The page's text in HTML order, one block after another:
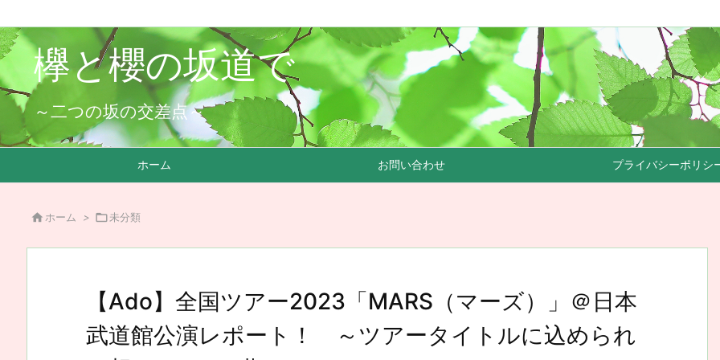
欅と櫻の坂道で
～二つの坂の交差点～
ホーム お問い合わせ プライバシーポリシ
 ホーム > 未分類
【Ado】全国ツアー2023「MARS（マーズ）」＠日本
武道館公演レポート！ ～ツアータイトルに込められ